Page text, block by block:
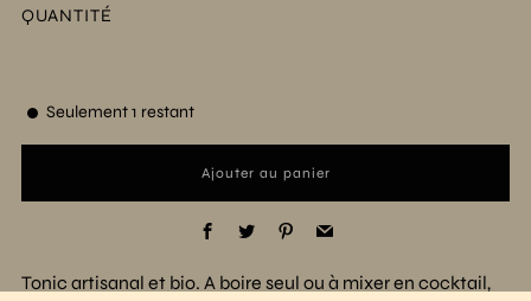
QUANTITÉ
Seulement1 restant
Ajouter au panier
Facebook
TwitterPinterestEmail
Tonic artisanal et bio. A boire seul ou à mixer en cocktail,